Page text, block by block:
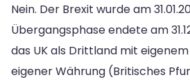
Nein. Der Brexit wurde am
Übergangsphase endete am
das UK als Drittland mit
eigener Währung (Britisches